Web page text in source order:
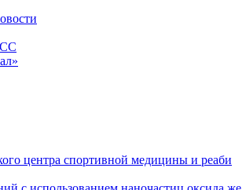
центра спортивной медицины и реаби